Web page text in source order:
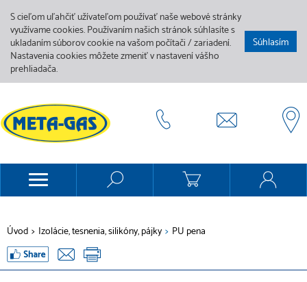
S cieľom uľahčiť užívateľom používať naše webové stránky
využívame cookies. Používaním našich stránok súhlasíte s
ukladaním súborov cookie na vašom počítači / zariadení.
Nastavenia cookies môžete zmeniť v nastavení vášho
prehliadača.
Súhlasím
Úvod > Izolácie, tesnenia, silikóny, pájky > PU pena